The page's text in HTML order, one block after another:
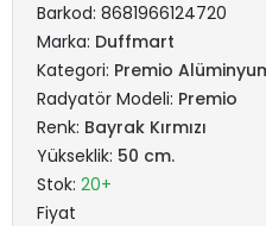
Barkod: 8681966124720
Marka: Duffmart
Kategori: Premio
Radyatör Modeli: Premio
Renk: Bayrak Kırmızı
Yükseklik: 50 cm.
Stok: 20+
Fiyat